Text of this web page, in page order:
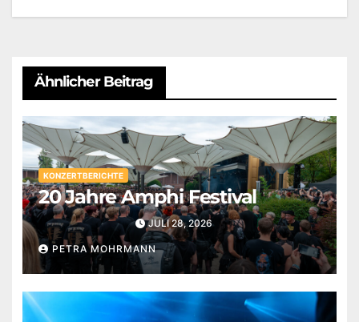
Ähnlicher Beitrag
KONZERTBERICHTE
20 Jahre Amphi Festival
JULI 28, 2026
PETRA MOHRMANN